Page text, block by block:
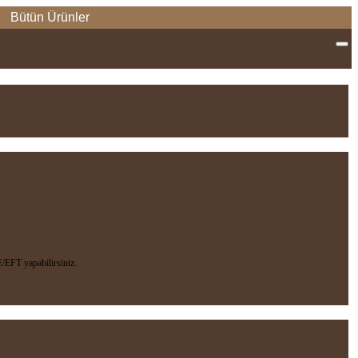
Bütün Ürünler
EFT yapabilirsiniz.